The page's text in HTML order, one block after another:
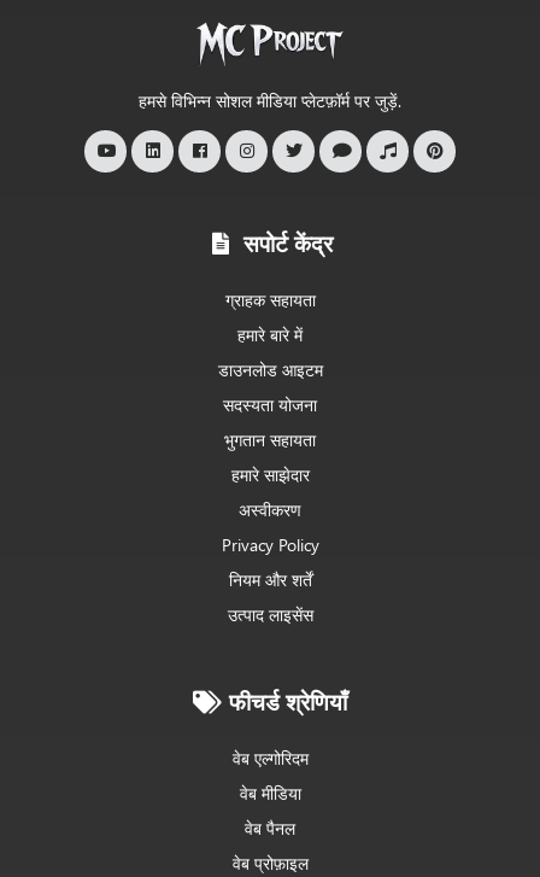
हमसे विभिन्न सोशल मीडिया प्लेटफ़ॉर्म पर जुड़ें.
सपोर्ट केंद्र
ग्राहक सहायता
हमारे बारे में
डाउनलोड आइटम
सदस्यता योजना
भुगतान सहायता
हमारे साझेदार
अस्वीकरण
Privacy Policy
नियम और शर्तें
उत्पाद लाइसेंस
फीचर्ड श्रेणियाँ
वेब एल्गोरिदम
वेब मीडिया
वेब पैनल
वेब प्रोफ़ाइल